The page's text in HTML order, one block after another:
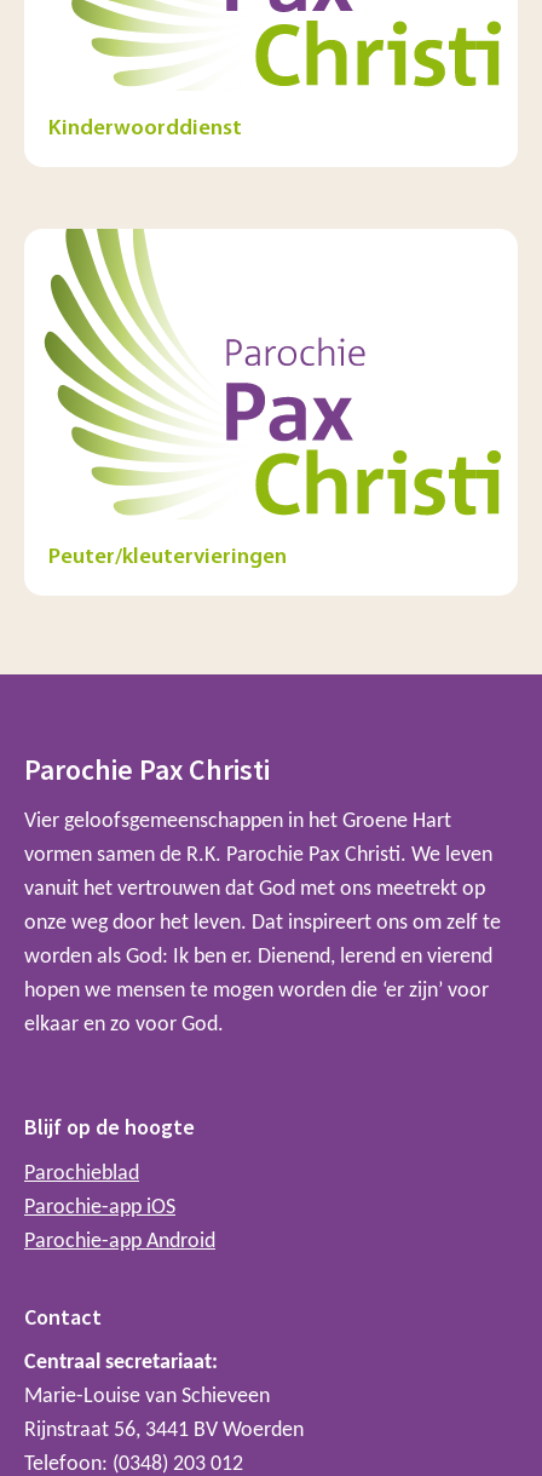
Kinderwoorddienst
Peuter/kleutervieringen
Parochie Pax Christi
Vier geloofsgemeenschappen in het Groene Hart
vormen samen de R.K. Parochie Pax Christi. We leven
vanuit het vertrouwen dat God met ons meetrekt op
onze weg door het leven. Dat inspireert ons om zelf te
worden als God: Ik ben er. Dienend, lerend en vierend
hopen we mensen te mogen worden die ‘er zijn’ voor
elkaar en zo voor God.
Blijf op de hoogte
Parochieblad
Parochie-app iOS
Parochie-app Android
Contact
Centraal secretariaat:
Marie-Louise van Schieveen
Rijnstraat 56, 3441 BV Woerden
Telefoon: (0348) 203 012